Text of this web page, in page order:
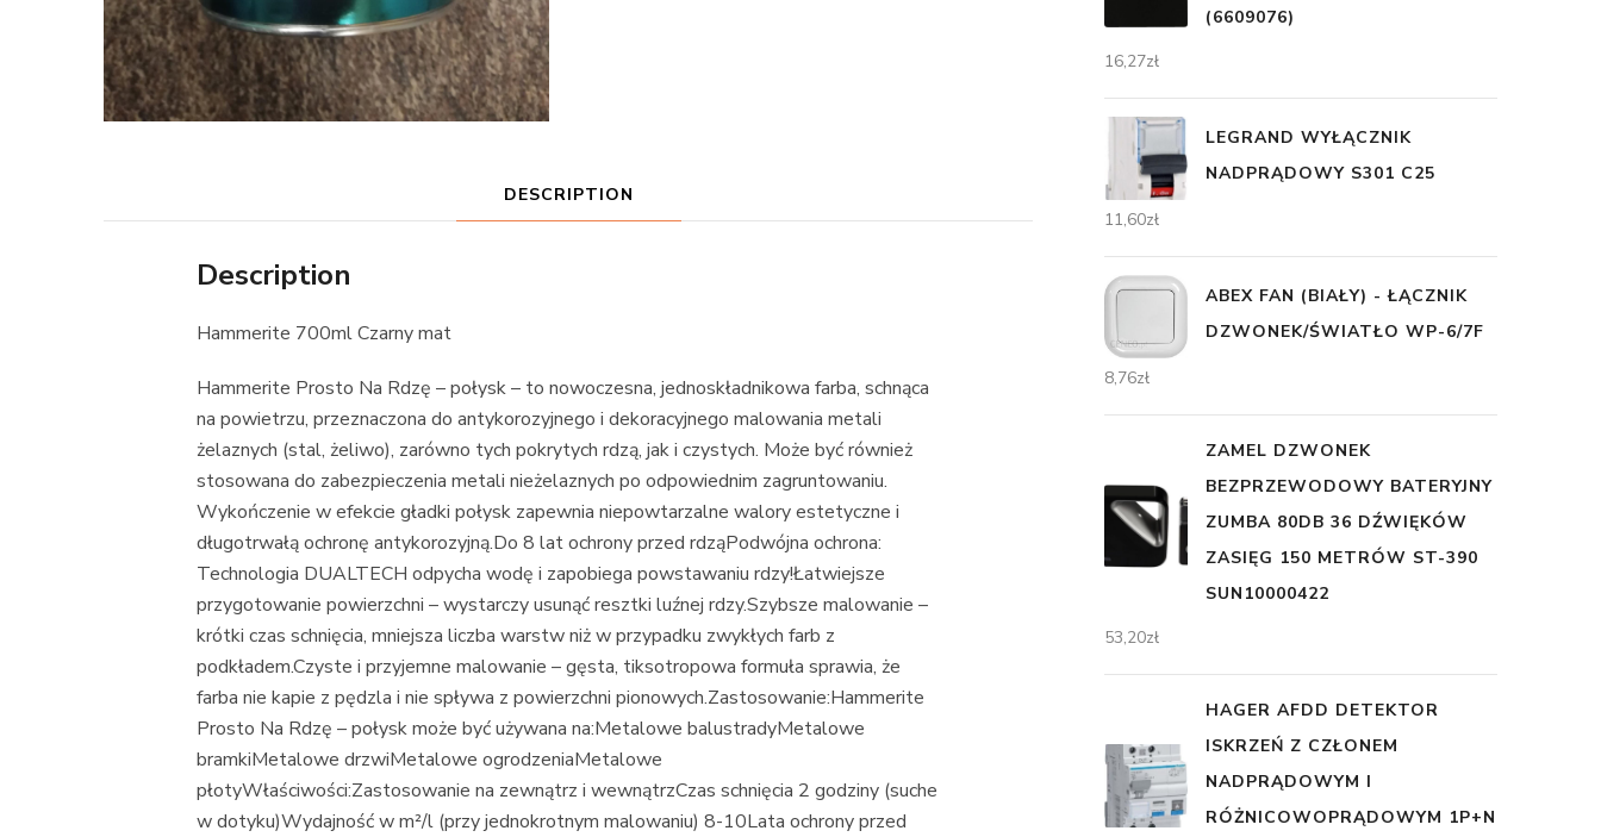
DESCRIPTION
Description
Hammerite 700ml Czarny mat
Hammerite Prosto Na Rdzę – połysk – to nowoczesna, jednoskładnikowa farba, schnąca
na powietrzu, przeznaczona do antykorozyjnego i dekoracyjnego malowania metali
żelaznych (stal, żeliwo), zarówno tych pokrytych rdzą, jak i czystych. Może być również
stosowana do zabezpieczenia metali nieżelaznych po odpowiednim zagruntowaniu.
Wykończenie w efekcie gładki połysk zapewnia niepowtarzalne walory estetyczne i
długotrwałą ochronę antykorozyjną.Do 8 lat ochrony przed rdząPodwójna ochrona:
Technologia DUALTECH odpycha wodę i zapobiega powstawaniu rdzy!Łatwiejsze
przygotowanie powierzchni – wystarczy usunąć resztki luźnej rdzy.Szybsze malowanie –
krótki czas schnięcia, mniejsza liczba warstw niż w przypadku zwykłych farb z
podkładem.Czyste i przyjemne malowanie – gęsta, tiksotropowa formuła sprawia, że
farba nie kapie z pędzla i nie spływa z powierzchni pionowych.Zastosowanie:Hammerite
Prosto Na Rdzę – połysk może być używana na:Metalowe balustradyMetalowe
bramkiMetalowe drzwiMetalowe ogrodzeniaMetalowe
płotyWłaściwości:Zastosowanie na zewnątrz i wewnątrzCzas schnięcia 2 godziny (suche
w dotyku)Wydajność w m²/l (przy jednokrotnym malowaniu) 8-10Lata ochrony przed
(6609076)
16,27zł
LEGRAND WYŁĄCZNIK
NADPRĄDOWY S301 C25
11,60zł
ABEX FAN (BIAŁY) - ŁĄCZNIK
DZWONEK/ŚWIATŁO WP-6/7F
8,76zł
ZAMEL DZWONEK
BEZPRZEWODOWY BATERYJNY
ZUMBA 80DB 36 DŹWIĘKÓW
ZASIĘG 150 METRÓW ST-390
SUN10000422
53,20zł
HAGER AFDD DETEKTOR
ISKRZEŃ Z CZŁONEM
NADPRĄDOWYM I
RÓŻNICOWOPRĄDOWYM 1P+N